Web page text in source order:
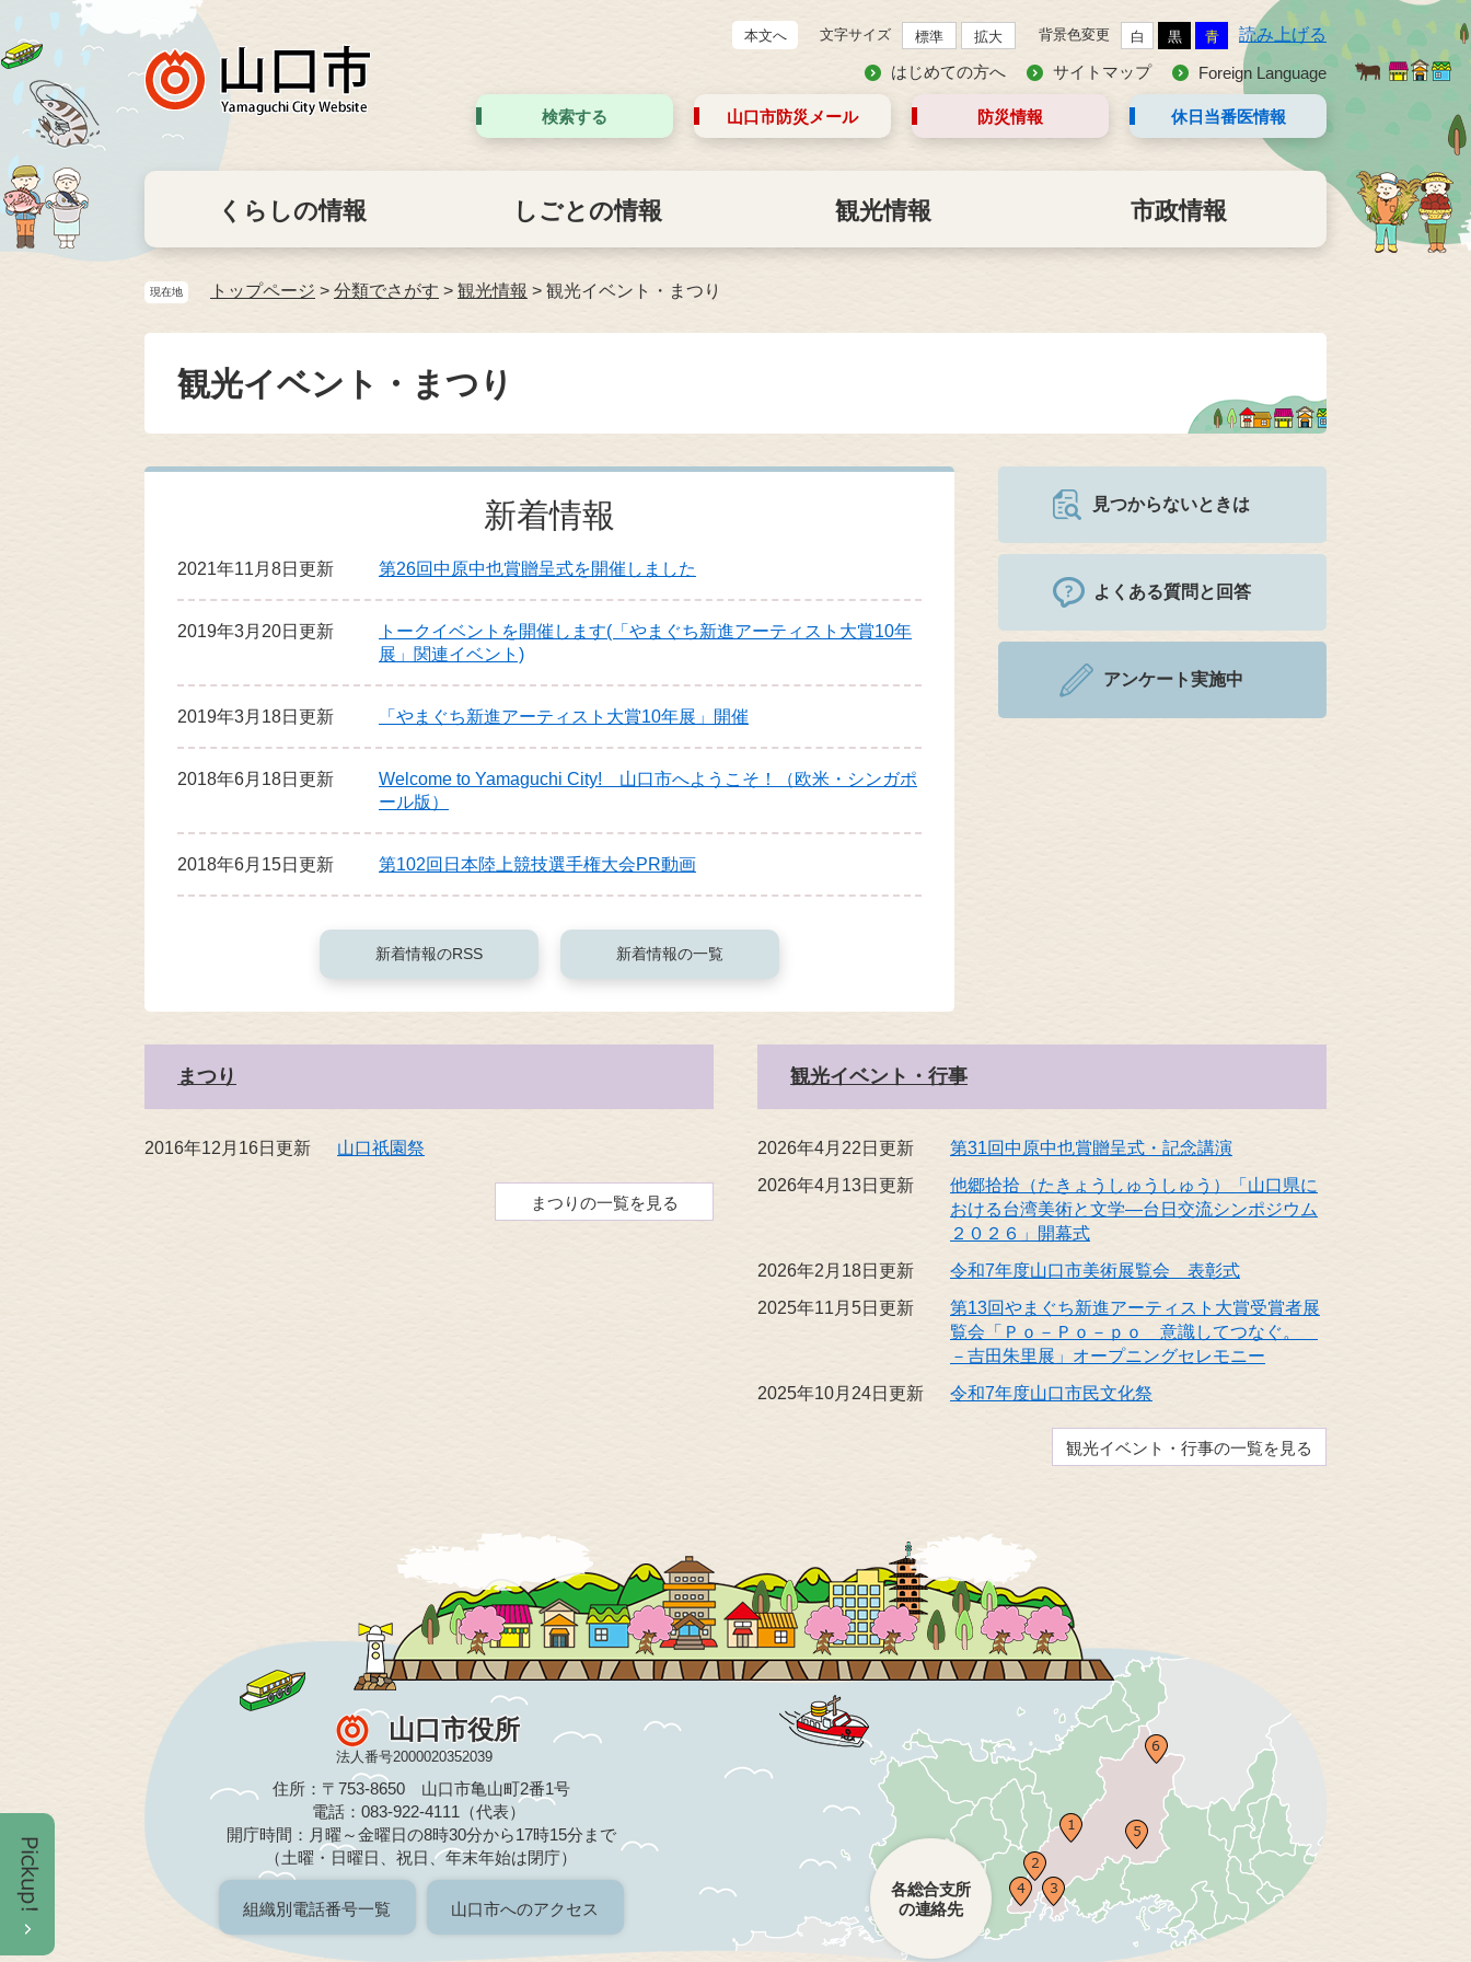
本文へ 文字サイズ 標準 拡大 背景色変更 白 黒 青 読み上げる
はじめての方へ サイトマップ Foreign Language
検索する 山口市防災 メール 防災情報 休日当番医情報
くらしの情報 しごとの情報 観光情報 市政情報
現在地 トップページ > 分類でさがす > 観光情報 > 観光イベント・まつり
観光イベント・まつり
新着情報
2021年11月8日更新 第26回中原中也賞贈呈式を開催しました
2019年3月20日更新
トークイベントを開催します(「やまぐち新進アーティスト大賞10年
展」関連イベント)
2019年3月18日更新 「やまぐち新進アーティスト大賞10年展」開催
2018年6月18日更新
Welcome to Yamaguchi City! 山口市へようこそ！（欧米・シンガポ
ール版）
2018年6月15日更新 第102回日本陸上競技選手権大会PR動画
新着情報のRSS 新着情報の一覧
見つからないときは
よくある質問と回答
アンケート実施中
まつり
2016年12月16日更新 山口祇園祭
まつりの一覧を見る
観光イベント・行事
2026年4月22日更新
第31回中原中也賞贈呈式・記念講演
2026年4月13日更新
他郷拾拾（たきょうしゅうしゅう）「山口県に
おける台湾美術と文学―台日交流シンポジウム
２０２６」開幕式
2026年2月18日更新
令和7年度山口市美術展覧会 表彰式
2025年11月5日更新
第13回やまぐち新進アーティスト大賞受賞者展
覧会「Ｐｏ－Ｐｏ－ｐｏ 意識してつなぐ。
－吉田朱里展」オープニングセレモニー
2025年10月24日更新
令和7年度山口市民文化祭
観光イベント・行事の一覧を見る
山口市役所
法人番号2000020352039
住所：〒753-8650 山口市亀山町2番1号
電話：083-922-4111（代表）
開庁時間：月曜～金曜日の8時30分から17時15分まで
（土曜・日曜日、祝日、年末年始は閉庁）
組織別電話番号一覧 山口市へのアクセス
各総合支所
の連絡先